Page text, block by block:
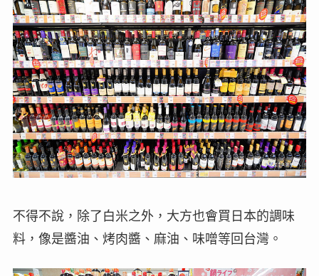
不得不說，除了白米之外，大方也會買日本的調味
料，像是醬油、烤肉醬、麻油、味噌等回台灣。